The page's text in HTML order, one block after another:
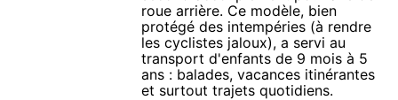
roue arrière. Ce modèle, bien
protégé des intempéries (à rendre
les cyclistes jaloux), a servi au
transport d'enfants de 9 mois à 5
ans : balades, vacances itinérantes
et surtout trajets quotidiens.